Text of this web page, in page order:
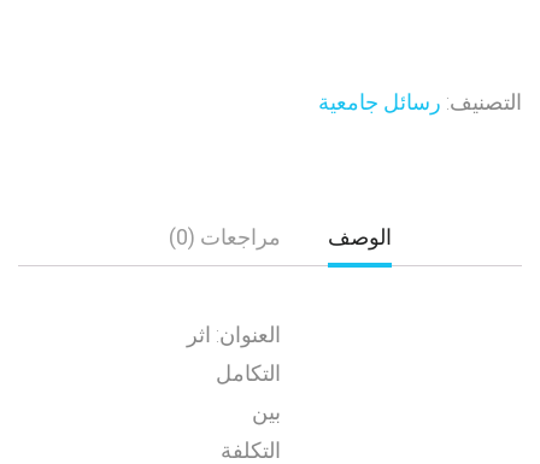
التصنيف: رسائل جامعية
الوصف مراجعات (0)
العنوان: اثر
التكامل
بين
التكلفة